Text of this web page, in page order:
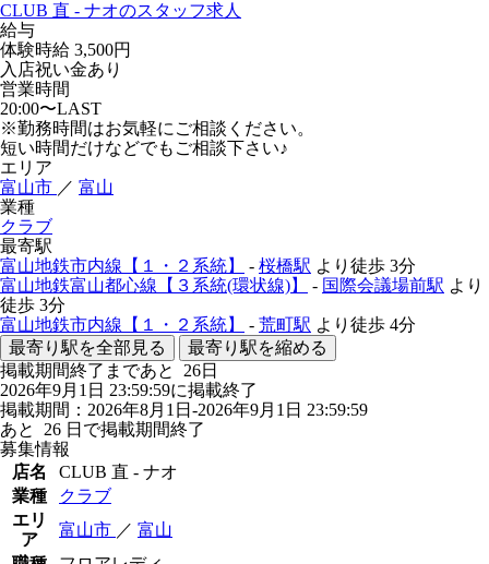
CLUB 直 - ナオのスタッフ求人
給与
体験時給 3,500円
入店祝い金あり
営業時間
20:00〜LAST
※勤務時間はお気軽にご相談ください。
短い時間だけなどでもご相談下さい♪
エリア
富山市 ／ 富山
業種
クラブ
最寄駅
富山地鉄市内線【１・２系統】
- 桜橋駅 より徒歩 3分
富山地鉄富山都心線【３系統(環状線)】
- 国際会議場前駅 より
徒歩 3分
富山地鉄市内線【１・２系統】
- 荒町駅 より徒歩 4分
最寄り駅を全部見る
最寄り駅を縮める
掲載期間終了まであと 26日
2026年9月1日 23:59:59に掲載終了
掲載期間：2026年8月1日-2026年9月1日 23:59:59
あと 26 日で掲載期間終了
募集情報
店名
CLUB 直 - ナオ
業種
クラブ
エリ
ア
富山市 ／ 富山